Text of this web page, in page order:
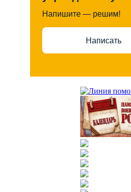
Напишите — решим!
Написать